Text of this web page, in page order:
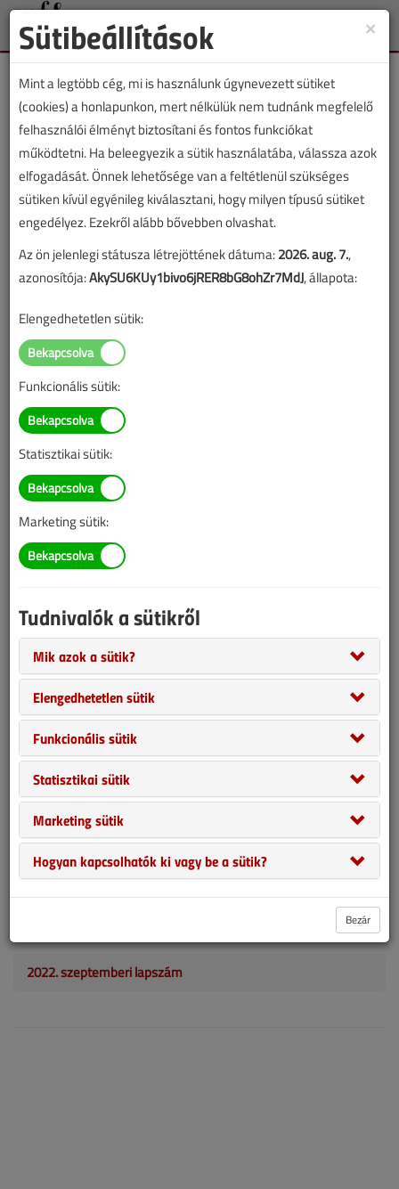
Toggle
Kun József
SZERZŐK LISTÁJA
1604 ||
A régi épületekre is vonatkozik az új OTSZ?
2022. szeptember 1. |
1729
1
5 (1)
A 2022. június 13-án hatályba lépő, frissített Országos Tűzvédelmi
Irányelvek (innentől TvMI) változásai igen komolyan érintik az
épületgépész, a villamos és az építész szakágakat egyaránt.
2022. szeptemberi lapszám
×
Sütibeállítások
Mint a legtöbb cég, mi is használunk úgynevezett sütiket
(cookies) a honlapunkon, mert nélkülük nem tudnánk megfelelő
felhasználói élményt biztosítani és fontos funkciókat
működtetni. Ha beleegyezik a sütik használatába, válassza azok
elfogadását. Önnek lehetősége van a feltétlenül szükséges
sütiken kívül egyénileg kiválasztani, hogy milyen típusú sütiket
engedélyez. Ezekről alább bővebben olvashat.
Az ön jelenlegi státusza létrejöttének dátuma:2026. aug. 7.,
azonosítója:AkySU6KUy1bivo6jRER8bG8ohZr7MdJ, állapota:
Elengedhetetlen sütik:
Funkcionális sütik:
Statisztikai sütik:
Marketing sütik:
Tudnivalók a sütikről
Mik azok a sütik?
Elengedhetetlen sütik
Funkcionális sütik
Statisztikai sütik
Marketing sütik
Hogyan kapcsolhatók ki vagy be a sütik?
Bezár